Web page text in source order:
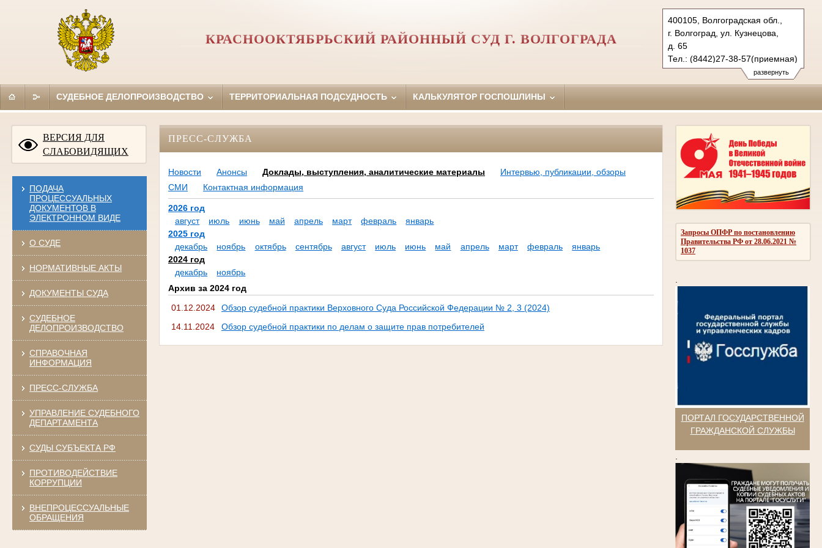
развернуть
400105, Волгоградская обл.,
г. Волгоград, ул. Кузнецова,
д. 65
Тел.: (8442)27-38-57(приемная)
27-38-38 (гр.)
28-25-99 (уг.)
КРАСНООКТЯБРЬСКИЙ РАЙОННЫЙ СУД Г. ВОЛГОГРАДА
СУДЕБНОЕ ДЕЛОПРОИЗВОДСТВО ТЕРРИТОРИАЛЬНАЯ ПОДСУДНОСТЬ КАЛЬКУЛЯТОР ГОСПОШЛИНЫ
ВЕРСИЯ ДЛЯ
СЛАБОВИДЯЩИХ
ПОДАЧА
ПРОЦЕССУАЛЬНЫХ
ДОКУМЕНТОВ В
ЭЛЕКТРОННОМ ВИДЕ
О СУДЕ
НОРМАТИВНЫЕ АКТЫ
ДОКУМЕНТЫ СУДА
СУДЕБНОЕ
ДЕЛОПРОИЗВОДСТВО
СПРАВОЧНАЯ
ИНФОРМАЦИЯ
ПРЕСС-СЛУЖБА
УПРАВЛЕНИЕ СУДЕБНОГО
ДЕПАРТАМЕНТА
СУДЫ СУБЪЕКТА РФ
ПРОТИВОДЕЙСТВИЕ
КОРРУПЦИИ
ВНЕПРОЦЕССУАЛЬНЫЕ
ОБРАЩЕНИЯ
Запросы ОПФР по постановлению
Правительства РФ от 28.06.2021 №
1037
ПОРТАЛ ГОСУДАРСТВЕННОЙ
ГРАЖДАНСКОЙ СЛУЖБЫ
ПРЕСС-СЛУЖБА
Новости Анонсы Доклады, выступления, аналитические материалы
Интервью, публикации, обзоры
СМИ
Контактная информация
2026 год
август
июль июнь май апрель март февраль
январь
2025 год
декабрь
ноябрь октябрь сентябрь август июль июнь май апрель март февраль
январь
2024 год
декабрь
ноябрь
Архив за 2024 год
01.12.2024
Обзор судебной практики Верховного Суда Российской Федерации № 2, 3 (2024)
14.11.2024
Обзор судебной практики по делам о защите прав потребителей